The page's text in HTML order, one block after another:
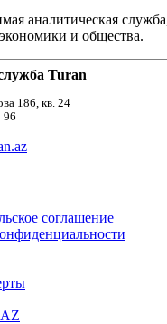
аналитическая
и общества.
Turan
186, кв. 24
96
соглашение